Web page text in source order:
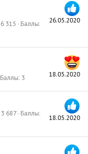
26.05.2020
6 315
Баллы
18.05.2020
Баллы 3
18.05.2020
3 687
Баллы